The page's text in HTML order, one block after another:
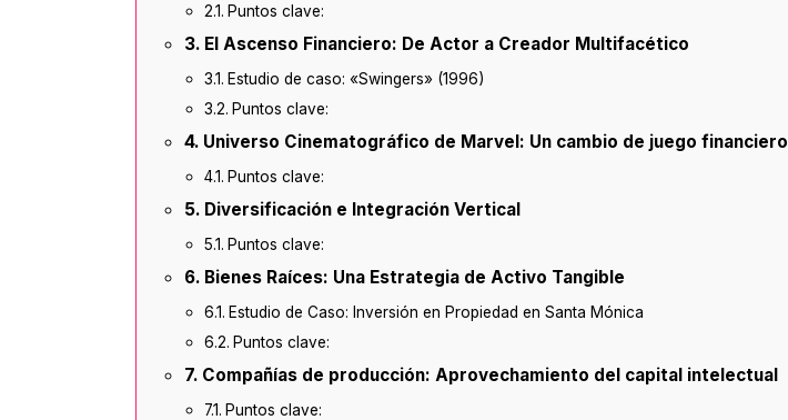
Puntos clave:
El Ascenso Financiero: De Actor a Creador Multifacético
Estudio de caso: «Swingers» (1996)
Puntos clave:
Universo Cinematográfico de Marvel: Un cambio de juego financiero
Puntos clave:
Diversificación e Integración Vertical
Puntos clave:
Bienes Raíces: Una Estrategia de Activo Tangible
Estudio de Caso: Inversión en Propiedad en Santa Mónica
Puntos clave:
Compañías de producción: Aprovechamiento del capital intelectual
Puntos clave: